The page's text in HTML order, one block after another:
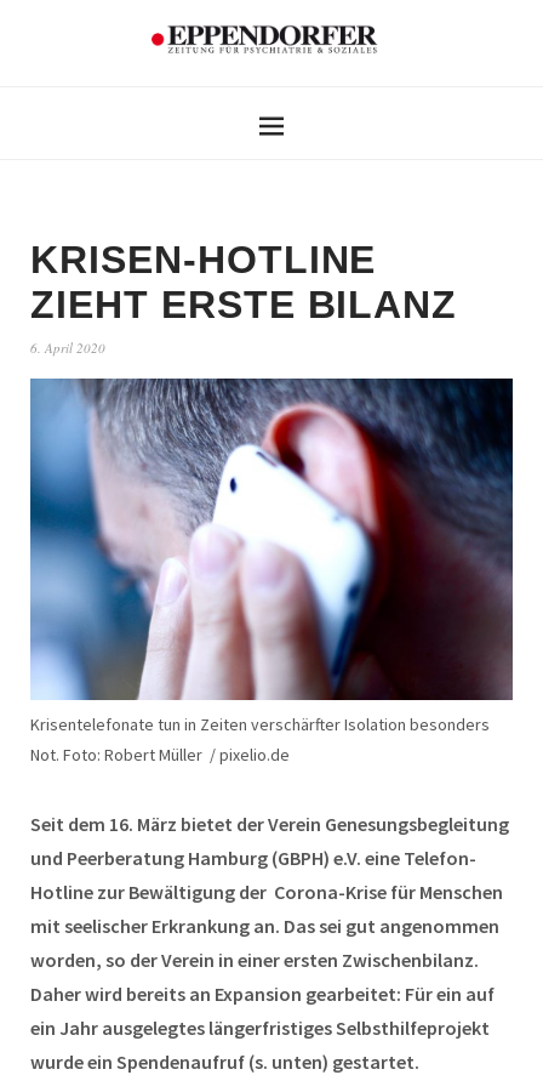
KRISEN-HOTLINE
ZIEHT ERSTE BILANZ
6. April 2020
Krisentelefonate tun in Zeiten verschärfter Isolation besonders
Not. Foto: Robert Müller / pixelio.de
Seit dem 16. März bietet der Verein Genesungsbegleitung
und Peerberatung Hamburg (GBPH) e.V. eine Telefon-
Hotline zur Bewältigung der Corona-Krise für Menschen
mit seelischer Erkrankung an. Das sei gut angenommen
worden, so der Verein in einer ersten Zwischenbilanz.
Daher wird bereits an Expansion gearbeitet: Für ein auf
ein Jahr ausgelegtes längerfristiges Selbsthilfeprojekt
wurde ein Spendenaufruf (s. unten) gestartet.